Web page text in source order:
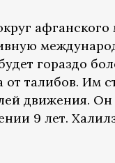
гораздо
талибов. Им
движения.
9 лет.